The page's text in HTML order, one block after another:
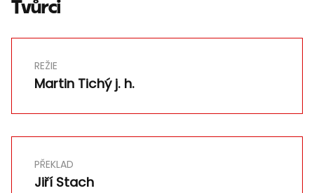
Tvůrci
REŽIE
Martin Tichý j. h.
PŘEKLAD
Jiří Stach